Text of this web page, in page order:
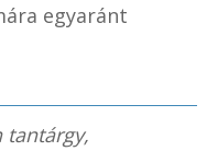
egyaránt
tantárgy,